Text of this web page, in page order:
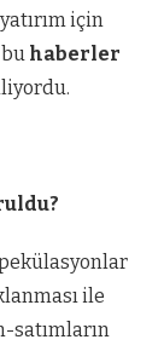
için
haberler
ile
satımların